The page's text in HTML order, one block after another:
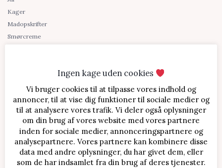
Kager
Madopskrifter
Smørcreme
Tilbehør
Blog
Om Bente Bager
Kontakt
Shopping links
Ingen kage uden cookies
Vi bruger cookies til at tilpasse vores indhold og
annoncer, til at vise dig funktioner til sociale medier og
til at analysere vores trafik. Vi deler også oplysninger
om din brug af vores website med vores partnere
inden for sociale medier, annonceringspartnere og
analysepartnere. Vores partnere kan kombinere disse
data med andre oplysninger, du har givet dem, eller
som de har indsamlet fra din brug af deres tjenester.